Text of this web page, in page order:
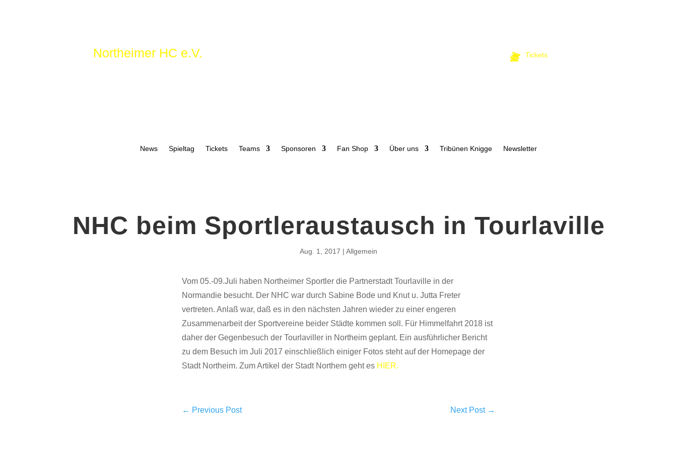
Northeimer HC e.V. Tickets
News Spieltag Tickets Teams Sponsoren Fan Shop Über uns Tribünen Knigge Newsletter
NHC beim Sportleraustausch in Tourlaville
Aug. 1, 2017 Allgemein
Vom 05.-09.Juli haben Northeimer Sportler die Partnerstadt Tourlaville in der
Normandie besucht. Der NHC war durch Sabine Bode und Knut u. Jutta Freter
vertreten. Anlaß war, daß es in den nächsten Jahren wieder zu einer engeren
Zusammenarbeit der Sportvereine beider Städte kommen soll. Für Himmelfahrt 2018 ist
daher der Gegenbesuch der Tourlaviller in Northeim geplant. Ein ausführlicher Bericht
zu dem Besuch im Juli 2017 einschließlich einiger Fotos steht auf der Homepage der
Stadt Northeim. Zum Artikel der Stadt Northem geht es HIER.
← Previous Post Next Post→